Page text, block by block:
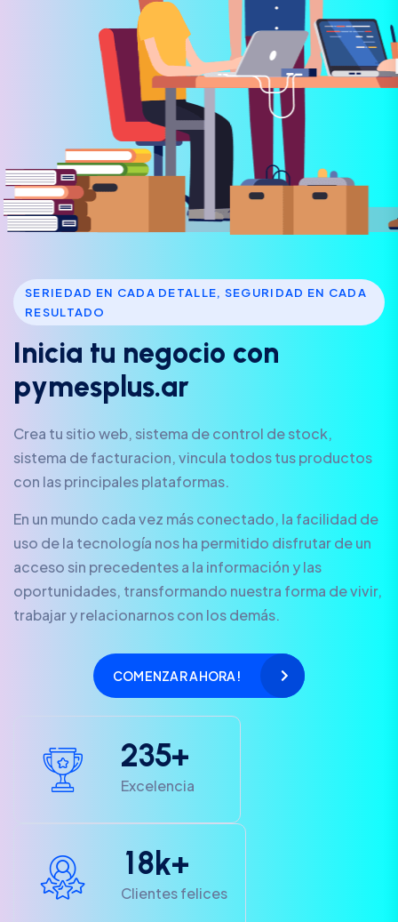
SERIEDAD EN CADA DETALLE, SEGURIDAD EN CADA
RESULTADO
Inicia tu negocio con
pymesp us.ar
Crea tu sitio web, sistema de control de stock,
sistema de facturacion, vincula todos tus productos
con las principales plataformas.
En un mundo cada vez más conectado, la facilidad de
uso de la tecnología nos ha permitido disfrutar de un
acceso sin precedentes a la información y las
oportunidades, transformando nuestra forma de vivir,
trabajar y relacionarnos con los demás.
COMENZAR AHORA!
235+
Excelencia
18k+
Clientes felices